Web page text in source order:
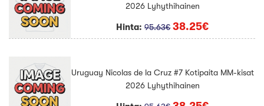
2026 Lyhythihainen
Hinta:95.63€ 38.25€
Uruguay Nicolas de la Cruz #7 Kotipaita MM-kisat
2026 Lyhythihainen